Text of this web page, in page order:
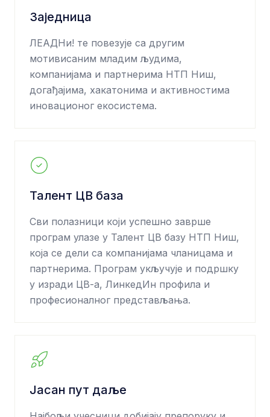
Заједница
ЛЕАДНи! те повезује са другим
мотивисаним младим људима,
компанијама и партнерима НТП Ниш,
догађајима, хакатонима и активностима
иновационог екосистема.
Талент ЦВ база
Сви полазници који успешно заврше
програм улазе у Талент ЦВ базу НТП Ниш,
која се дели са компанијама чланицама и
партнерима. Програм укључује и подршку
у изради ЦВ-а, ЛинкедИн профила и
професионалног представљања.
Јасан пут даље